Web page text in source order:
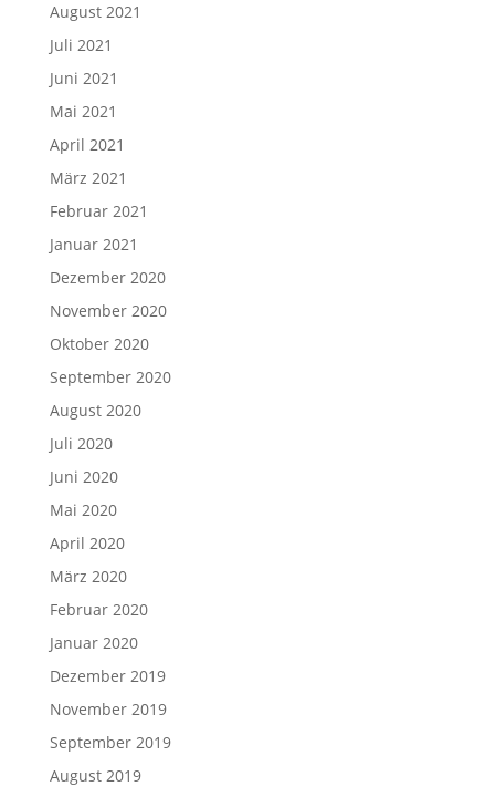
August 2021
Juli 2021
Juni 2021
Mai 2021
April 2021
März 2021
Februar 2021
Januar 2021
Dezember 2020
November 2020
Oktober 2020
September 2020
August 2020
Juli 2020
Juni 2020
Mai 2020
April 2020
März 2020
Februar 2020
Januar 2020
Dezember 2019
November 2019
September 2019
August 2019